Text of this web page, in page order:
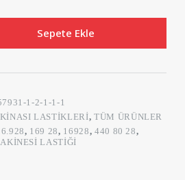
Sepete Ekle
1-2-1-1-1
LASTIKLERI, TÜM ÜRÜNLER
, 169 28, 16928, 440 80 28,
LASTIĞI